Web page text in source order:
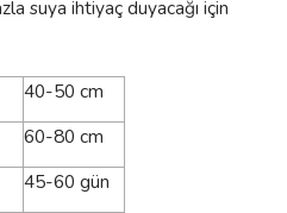
suya ihtiyaç duyacağı için
40-50 cm
60-80 cm
45-60 gün